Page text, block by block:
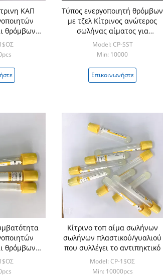
ΚΑΠ
θρόμβων
Τύπος ενεργοποιητή θρόμβων
με τζελ Κίτρινος ανώτερος
σωλήνας αίματος για
συλλογή αίματος με τζελ
όλων των μεγεθών
Model: CP-SST
Min: 10000
Επικοινωνήστε
θρόμβων
Κίτρινο τοπ αίμα σωλήνων
σωλήνων πλαστικού/γυαλιού
που συλλέγει το αντιπηκτικό
Model: CP-1$ΟΣ
Min: 10000pcs